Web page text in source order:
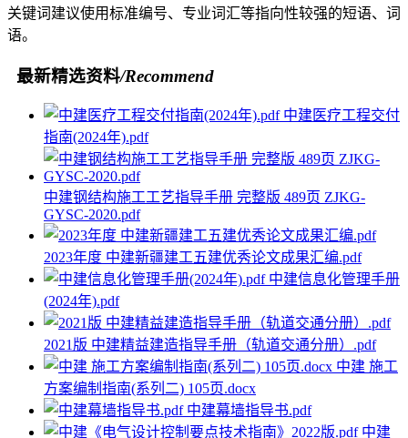
关键词建议使用标准编号、专业词汇等指向性较强的短语、词
语。
最新精选资料/Recommend
中建医疗工程交付
指南(2024年).pdf
中建钢结构施工工艺指导手册 完整版 489页 ZJKG-
GYSC-2020.pdf
2023年度 中建新疆建工五建优秀论文成果汇编.pdf
中建信息化管理手册
(2024年).pdf
2021版 中建精益建造指导手册（轨道交通分册）.pdf
中建 施工
方案编制指南(系列二) 105页.docx
中建幕墙指导书.pdf
中建